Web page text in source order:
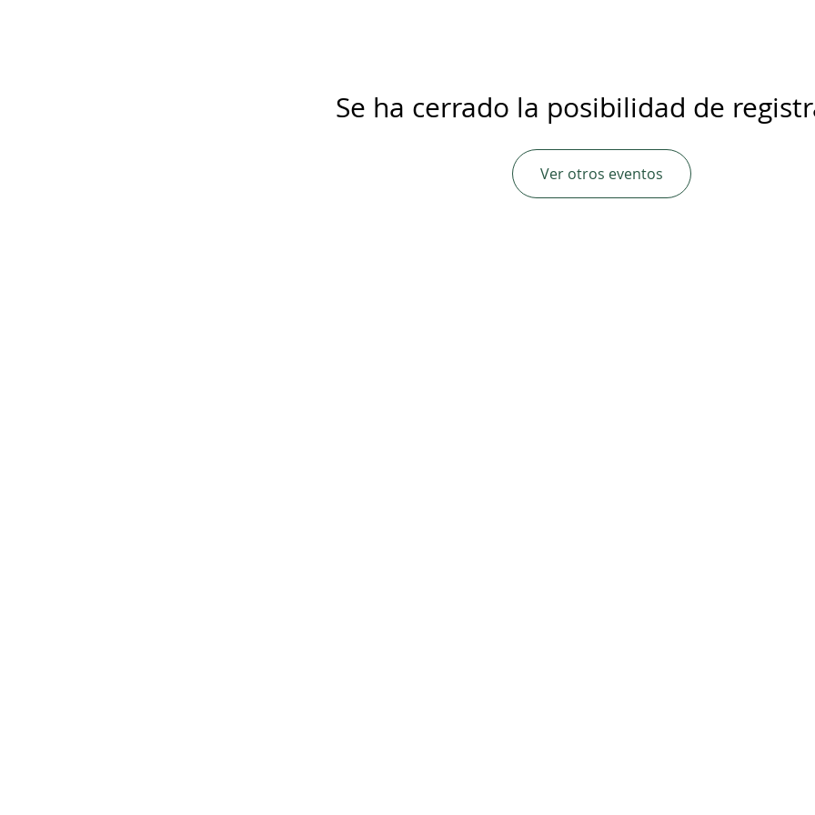
Se ha cerrado la posibilidad de
Ver otros eventos